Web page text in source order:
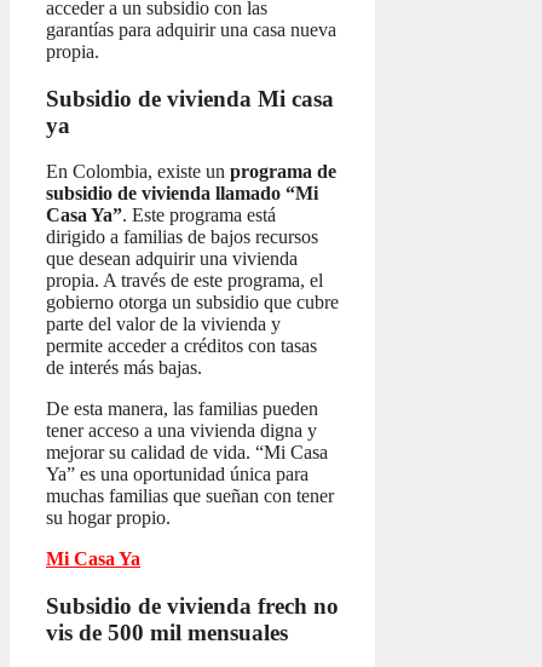
acceder a un subsidio con las
garantías para adquirir una casa nueva
propia.
Subsidio de vivienda Mi casa
ya
En Colombia, existe un programa de
subsidio de vivienda llamado “Mi
Casa Ya”. Este programa está
dirigido a familias de bajos recursos
que desean adquirir una vivienda
propia. A través de este programa, el
gobierno otorga un subsidio que cubre
parte del valor de la vivienda y
permite acceder a créditos con tasas
de interés más bajas.
De esta manera, las familias pueden
tener acceso a una vivienda digna y
mejorar su calidad de vida. “Mi Casa
Ya” es una oportunidad única para
muchas familias que sueñan con tener
su hogar propio.
Mi Casa Ya
Subsidio de vivienda frech no
vis de 500 mil mensuales